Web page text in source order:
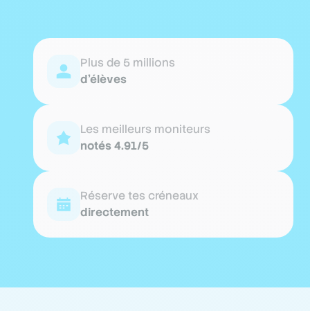
Plus de 5 millions
d'élèves
Les meilleurs moniteurs
notés 4.91/5
Réserve tes créneaux
directement